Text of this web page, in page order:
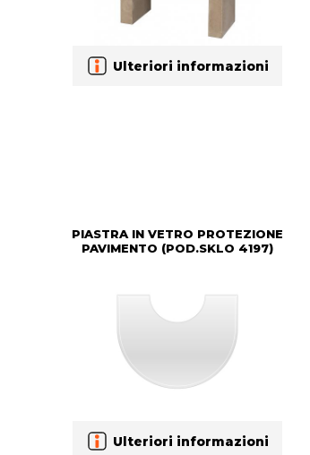
Ulteriori informazioni
PIASTRA IN VETRO PROTEZIONE
PAVIMENTO (POD.SKLO 4197)
Ulteriori informazioni